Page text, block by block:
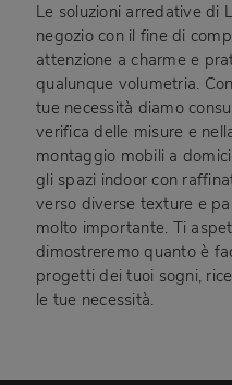
Le soluzioni arredative di
negozio con il fine di
attenzione a charme e
qualunque volumetria.
tue necessità diamo
verifica delle misure e
montaggio mobili a
gli spazi indoor con
verso diverse texture e
molto importante. Ti
dimostreremo quanto è
progetti dei tuoi sogni,
le tue necessità.